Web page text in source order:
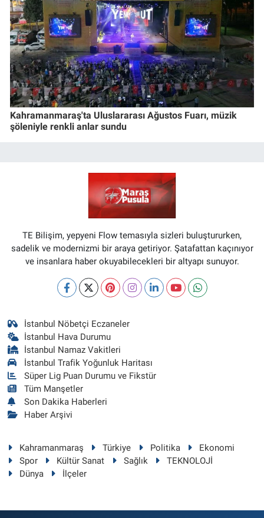
Kahramanmaraş'ta Uluslararası Ağustos Fuarı, müzik
şöleniyle renkli anlar sundu
TE Bilişim, yepyeni Flow temasıyla sizleri buluştururken,
sadelik ve modernizmi bir araya getiriyor. Şatafattan kaçınıyor
ve insanlara haber okuyabilecekleri bir altyapı sunuyor.
İstanbul Nöbetçi Eczaneler
İstanbul Hava Durumu
İstanbul Namaz Vakitleri
İstanbul Trafik Yoğunluk Haritası
Süper Lig Puan Durumu ve Fikstür
Tüm Manşetler
Son Dakika Haberleri
Haber Arşivi
Kahramanmaraş Türkiye Politika
Ekonomi
Spor
Kültür Sanat Sağlık
TEKNOLOJİ
Dünya
İlçeler